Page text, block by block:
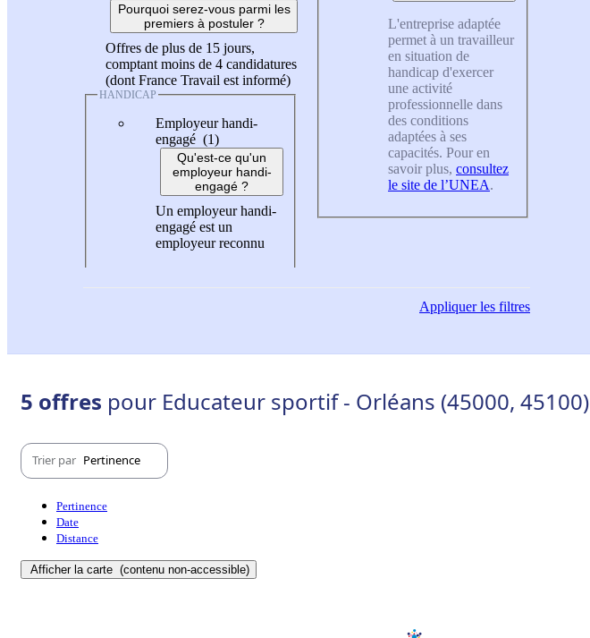
Pourquoi serez-vous parmi les
premiers à postuler ?
Offres de plus de 15 jours,
comptant moins de 4 candidatures
(dont France Travail est informé)
HANDICAP
Employeur handi-
engagé (1)
Qu'est-ce qu'un
employeur handi-
engagé ?
Un employeur handi-
engagé est un
employeur reconnu
L'entreprise adaptée
permet à un travailleur
en situation de
handicap d'exercer
une activité
professionnelle dans
des conditions
adaptées à ses
capacités. Pour en
savoir plus, consultez
le site de l’UNEA.
Appliquerles filtres
5 offres pour Educateur sportif - Orléans (45000, 45100)
Trier par Pertinence
Pertinence
Date
Distance
Afficher la carte (contenu non-accessible)